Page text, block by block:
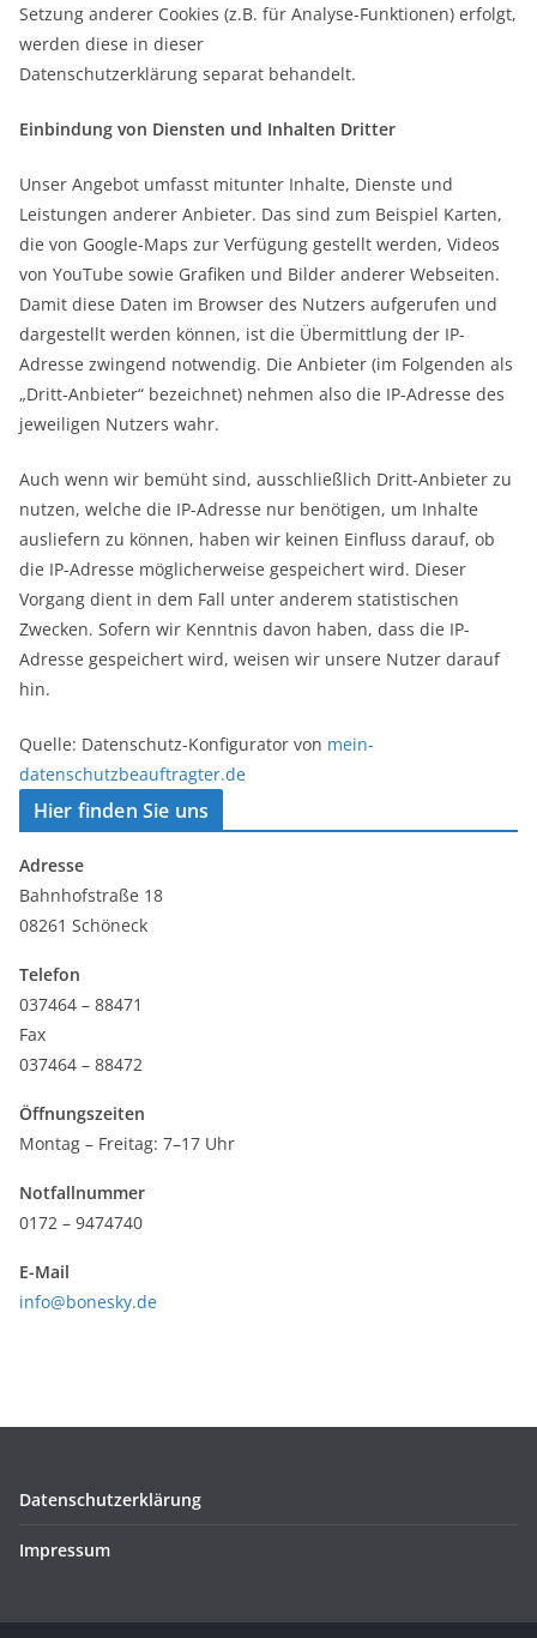
Setzung anderer Cookies (z.B. für Analyse-Funktionen) erfolgt,
werden diese in dieser
Datenschutzerklärung separat behandelt.
Einbindung von Diensten und Inhalten Dritter
Unser Angebot umfasst mitunter Inhalte, Dienste und
Leistungen anderer Anbieter. Das sind zum Beispiel Karten,
die von Google-Maps zur Verfügung gestellt werden, Videos
von YouTube sowie Grafiken und Bilder anderer Webseiten.
Damit diese Daten im Browser des Nutzers aufgerufen und
dargestellt werden können, ist die Übermittlung der IP-
Adresse zwingend notwendig. Die Anbieter (im Folgenden als
„Dritt-Anbieter“ bezeichnet) nehmen also die IP-Adresse des
jeweiligen Nutzers wahr.
Auch wenn wir bemüht sind, ausschließlich Dritt-Anbieter zu
nutzen, welche die IP-Adresse nur benötigen, um Inhalte
ausliefern zu können, haben wir keinen Einfluss darauf, ob
die IP-Adresse möglicherweise gespeichert wird. Dieser
Vorgang dient in dem Fall unter anderem statistischen
Zwecken. Sofern wir Kenntnis davon haben, dass die IP-
Adresse gespeichert wird, weisen wir unsere Nutzer darauf
hin.
Quelle: Datenschutz-Konfigurator von mein-
datenschutzbeauftragter.de
Hier finden Sie uns
Adresse
Bahnhofstraße 18
08261 Schöneck
Telefon
037464 – 88471
Fax
037464 – 88472
Öffnungszeiten
Montag – Freitag: 7–17 Uhr
Notfallnummer
0172 – 9474740
E-Mail
info@bonesky.de
Datenschutzerklärung
Impressum